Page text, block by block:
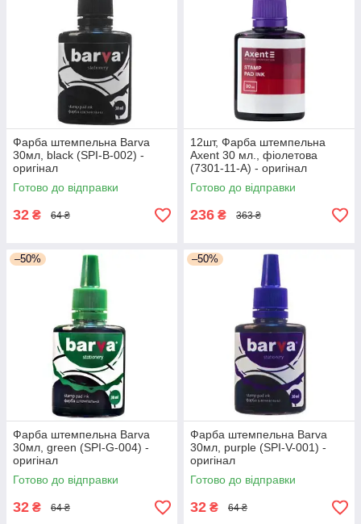
Фарба штемпельна Barva
30мл, black (SPI-B-002) -
оригінал
Готово до відправки
32 ₴ 64 ₴
12шт, Фарба штемпельна
Axent 30 мл., фіолетова
(7301-11-A) - оригінал
Готово до відправки
236 ₴ 363 ₴
–50%
Фарба штемпельна Barva
30мл, green (SPI-G-004) -
оригінал
Готово до відправки
32 ₴ 64 ₴
–50%
Фарба штемпельна Barva
30мл, purple (SPI-V-001) -
оригінал
Готово до відправки
32 ₴ 64 ₴